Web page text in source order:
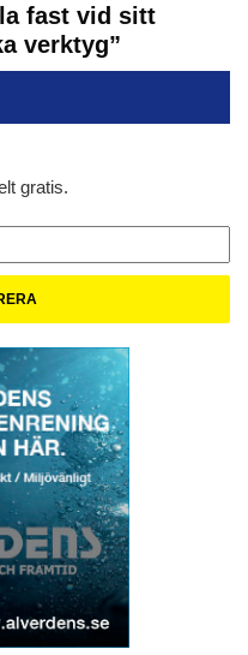
fast vid sitt
verktyg”
gratis.